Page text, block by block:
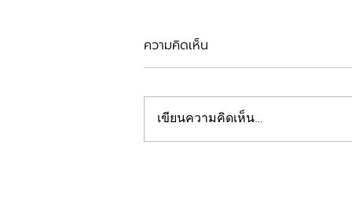
รีวิวตัดเหงือก
ความคิดเห็น
เขียนความคิดเห็น…